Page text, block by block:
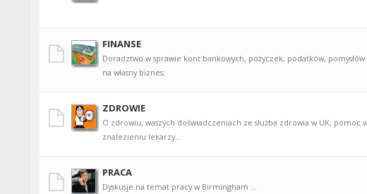
FINANSE
Doradztwo w sprawie kont bankowych, pożyczek, podatków, pomysłów
na własny biznes;
ZDROWIE
O zdrowiu, waszych doświadczeniach ze służba zdrowia w UK, pomoc
znalezieniu lekarzy...
PRACA
Dyskusje na temat pracy w Birmingham ...